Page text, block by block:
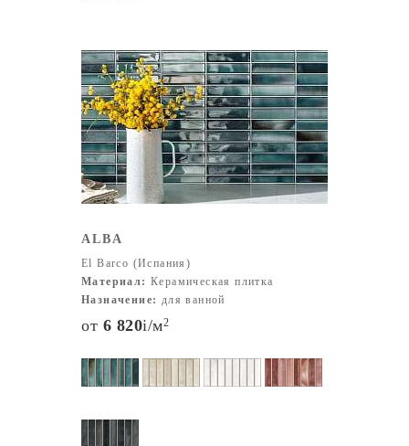
ALBA
El Barco (Испания)
Материал: Керамическая плитка
Назначение: для ванной
от 6 820i/м2